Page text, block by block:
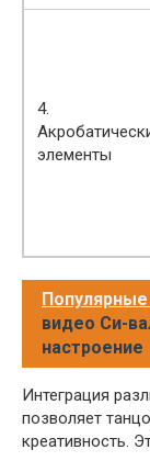
4.
элементы
Популярные
видео Си-
настроение
Интеграция
позволяет
креативность.